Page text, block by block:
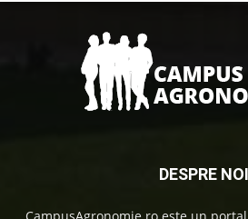
DESPRE NOI
CampusAgronomie.ro este un